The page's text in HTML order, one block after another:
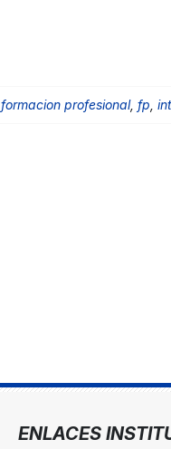
formacion profesional, fp
ENLACES